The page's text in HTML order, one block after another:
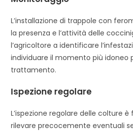
L’installazione di trappole con
la presenza e l’attività delle
l’agricoltore a identificare
individuare il momento più idoneo
trattamento.
Ispezione regolare
L’ispezione regolare delle colture
rilevare precocemente eventuali